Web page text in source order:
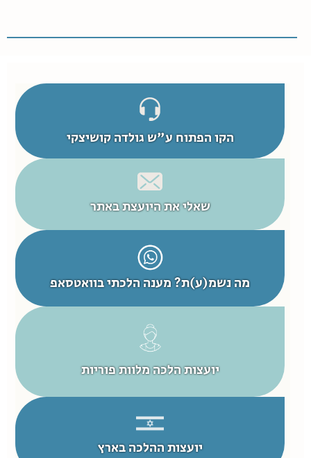
הקו הפתוח ע"ש גולדה קושיצקי
שאלי את היועצת באתר
מה נשמ(ע)ת? מענה הלכתי בוואטסאפ
יועצות הלכה מלוות פוריות
יועצות ההלכה בארץ